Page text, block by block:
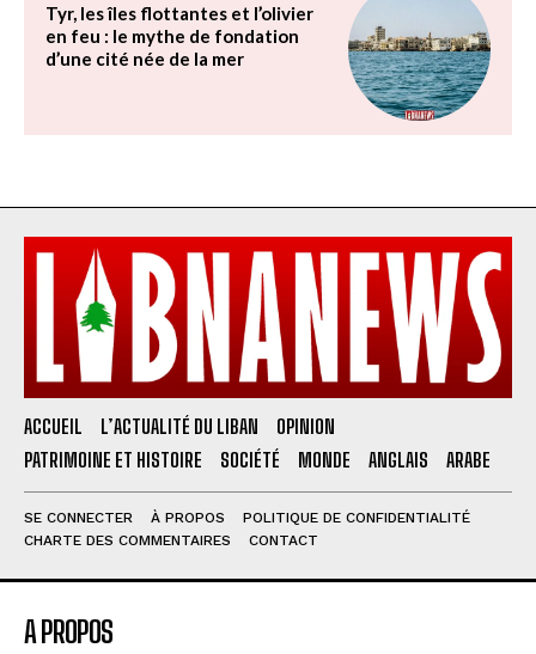
Tyr, les îles flottantes et l’olivier
en feu : le mythe de fondation
d’une cité née de la mer
ACCUEIL L’ACTUALITÉ DU LIBAN
OPINION
PATRIMOINE ET HISTOIRE
SOCIÉTÉ MONDE ANGLAIS ARABE
SE CONNECTER À PROPOS
POLITIQUE DE CONFIDENTIALITÉ
CHARTE DES COMMENTAIRES
CONTACT
A PROPOS